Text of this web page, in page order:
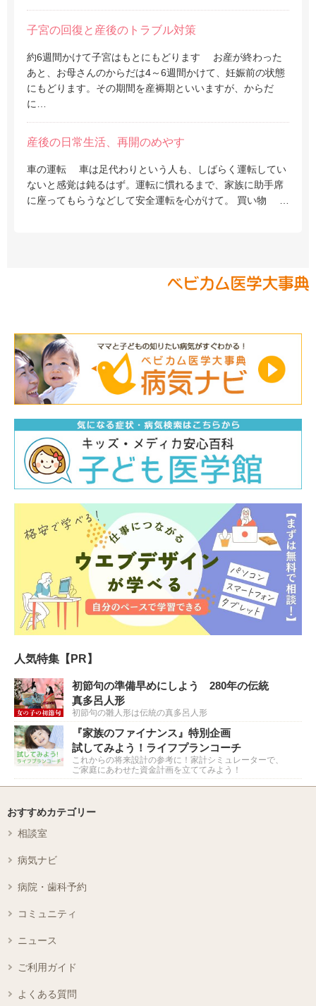
子宮の回復と産後のトラブル対策
約6週間かけて子宮はもとにもどります お産が終わった
あと、お母さんのからだは4～6週間かけて、妊娠前の状態
にもどります。その期間を産褥期といいますが、からだ
に…
産後の日常生活、再開のめやす
車の運転 車は足代わりという人も、しばらく運転してい
ないと感覚は鈍るはず。運転に慣れるまで、家族に助手席
に座ってもらうなどして安全運転を心がけて。 買い物 …
人気特集【PR】
初節句の準備早めにしよう 280年の伝統
真多呂人形
初節句の雛人形は伝統の真多呂人形
『家族のファイナンス』特別企画
試してみよう！ライフプランコーチ
これからの将来設計の参考に！家計シミュレーターで、
ご家庭にあわせた資金計画を立ててみよう！
おすすめカテゴリー
相談室
病気ナビ
病院・歯科予約
コミュニティ
ニュース
ご利用ガイド
よくある質問